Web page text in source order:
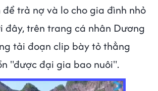
trả nợ và lo cho gia đình nhỏ
đây, trên trang cá nhân Dương
tải đoạn clip bày tỏ thẳng
"được đại gia bao nuôi".